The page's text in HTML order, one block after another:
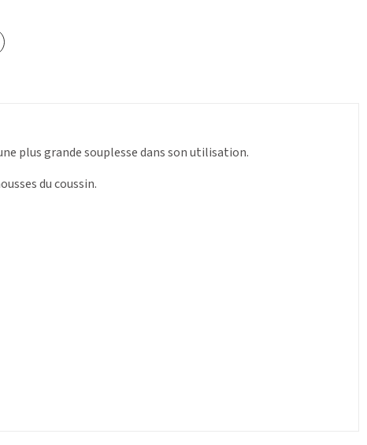
plus grande souplesse dans son utilisation.
du coussin.